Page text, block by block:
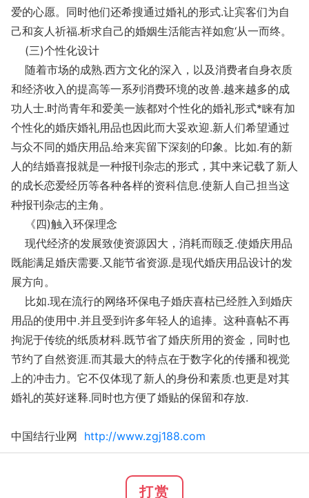
爱的心愿。同时他们还希搜通过婚礼的形式.让宾客们为自
己和亥人祈福.析求自己的婚姻生活能吉祥如愈‘从一而终。
(三)个性化设计
随着市场的成熟.西方文化的深入，以及消费者自身衣质
和经济收入的提高等一系列消费环境的改兽.越来越多的成
功人士.时尚青年和爱美一族都对个性化的婚礼形式*睐有加
个性化的婚庆婚礼用品也因此而大妥欢迎.新人们希望通过
与众不同的婚庆用品.给来宾留下深刻的印象。比如.有的新
人的结婚喜报就是一种报刊杂志的形式，其中来记载了新人
的成长恋爱经历等各种各样的资科信息.使新人自己担当这
种报刊杂志的主角。
《四)触入环保理念
现代经济的发展致使资源因大，消耗而颐乏.使婚庆用品
既能满足婚庆需要.又能节省资源.是现代婚庆用品设计的发
展方向。
比如.现在流行的网络环保电子婚庆喜枯已经胜入到婚庆
用品的使用中.并且受到许多年轻人的追捧。这种喜帖不再
拘泥于传统的纸质材科.既节省了婚庆所用的资金，同时也
节约了自然资涯.而其最大的特点在于数字化的传播和视觉
上的冲击力。它不仅体现了新人的身份和素质.也更是对其
婚礼的英好迷释.同时也方便了婚贴的保留和存放.
中国结行业网 http://www.zgj188.com
打赏